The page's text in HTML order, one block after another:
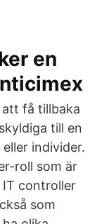
en
få tillbaka
till en
individer.
roll som är
IT controller
som